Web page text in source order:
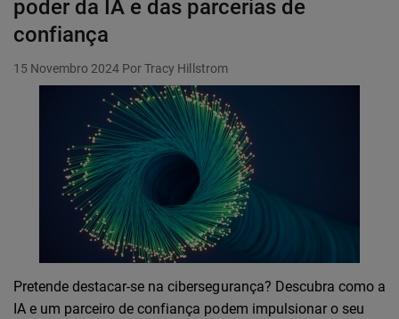
poder da IA e das parcerias de
confiança
15 Novembro 2024 Por Tracy Hillstrom
Pretende destacar-se na cibersegurança? Descubra como a
IA e um parceiro de confiança podem impulsionar o seu